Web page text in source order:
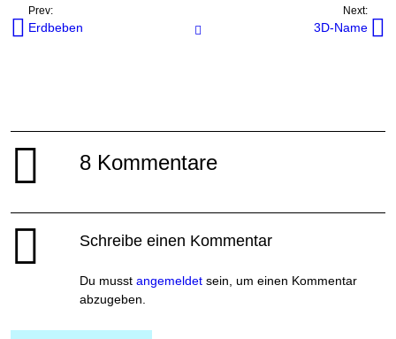
Prev:
Erdbeben
Next:
3D-Name
8 Kommentare
Schreibe einen Kommentar
Du musstangemeldet sein, um einen Kommentar
abzugeben.